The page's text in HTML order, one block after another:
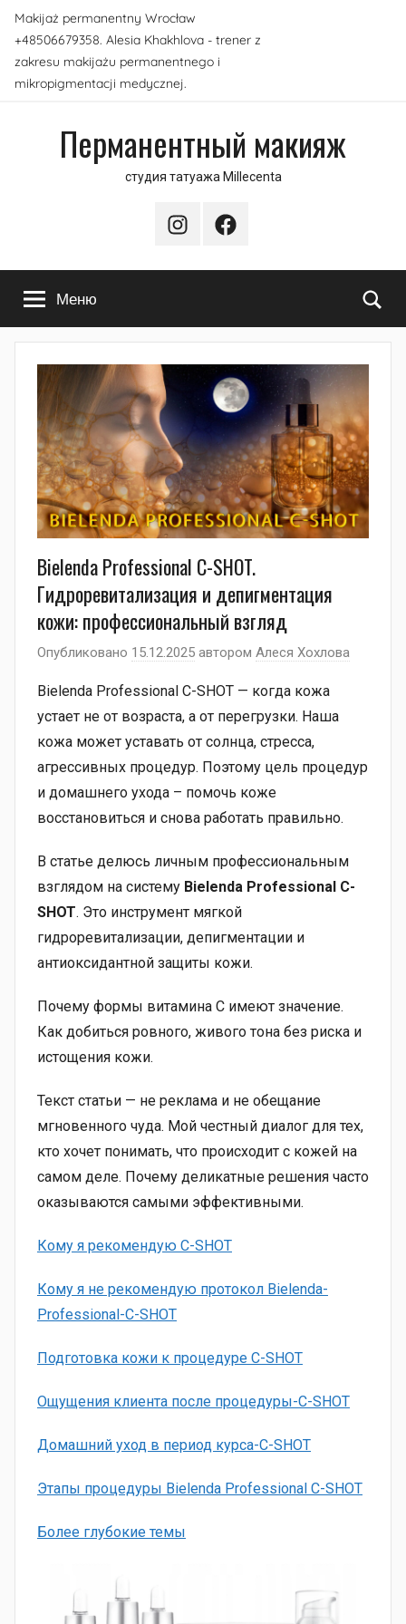
Перейти
содержимому
Makijaż permanentny Wrocław
+48506679358. Alesia Khakhlova - trener z
zakresu makijażu permanentnego i
mikropigmentacji medycznej.
Перманентный макияж
студия татуажа Millecenta
InstagramFacebook
Меню
Bielenda Professional C-SHOT.
Гидроревитализация и депигментация
кожи: профессиональный взгляд
Опубликовано 15.12.2025 автором Алеся Хохлова
Bielenda Professional C-SHOT — когда кожа
устает не от возраста, а от перегрузки. Наша
кожа может уставать от солнца, стресса,
агрессивных процедур. Поэтому цель процедур
и домашнего ухода – помочь коже
восстановиться и снова работать правильно.
В статье делюсь личным профессиональным
взглядом на систему Bielenda Professional C-
SHOT. Это инструмент мягкой
гидроревитализации, депигментации и
антиоксидантной защиты кожи.
Почему формы витамина C имеют значение.
Как добиться ровного, живого тона без риска и
истощения кожи.
Текст статьи — не реклама и не обещание
мгновенного чуда. Мой честный диалог для тех,
кто хочет понимать, что происходит с кожей на
самом деле. Почему деликатные решения часто
оказываются самыми эффективными.
Кому я рекомендую C-SHOT
Кому я не рекомендую протокол Bielenda-
Professional-C-SHOT
Подготовка кожи к процедуре C-SHOT
Ощущения клиента после процедуры-C-SHOT
Домашний уход в период курса-C-SHOT
Этапы процедуры Bielenda Professional C-SHOT
Более глубокие темы